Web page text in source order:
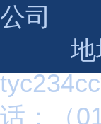
公司
地址
话：（